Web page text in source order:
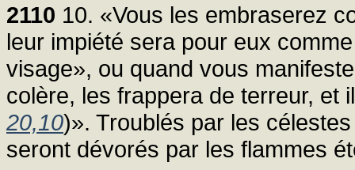
2110 10. «Vous les embraserez
leur impiété sera pour eux
visage», ou quand vous
colère, les frappera de terreur,
20,10)». Troublés par les
seront dévorés par les flammes